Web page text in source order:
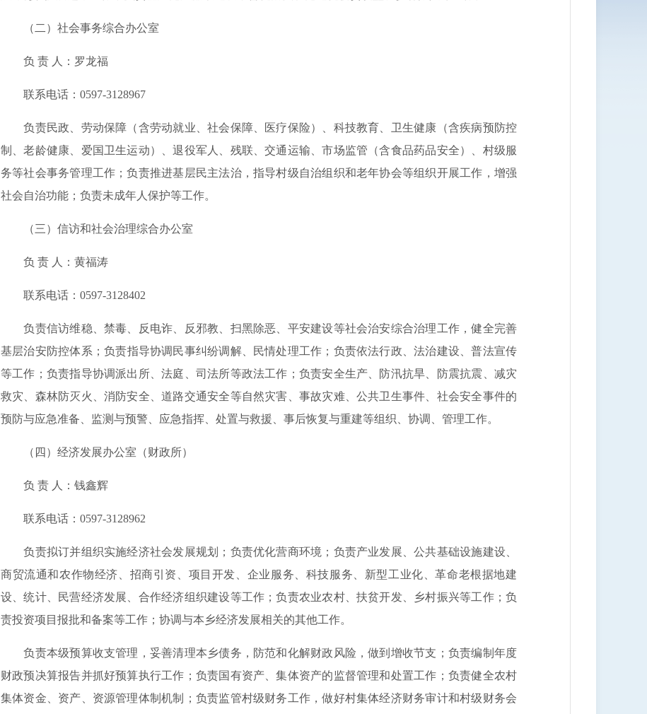
（二）社会事务综合办公室
负 责 人：罗龙福
联系电话：0597-3128967
负责民政、劳动保障（含劳动就业、社会保障、医疗保险）、科技教育、卫生健康（含疾病预防控
制、老龄健康、爱国卫生运动）、退役军人、残联、交通运输、市场监管（含食品药品安全）、村级服
务等社会事务管理工作；负责推进基层民主法治，指导村级自治组织和老年协会等组织开展工作，增强
社会自治功能；负责未成年人保护等工作。
（三）信访和社会治理综合办公室
负 责 人：黄福涛
联系电话：0597-3128402
负责信访维稳、禁毒、反电诈、反邪教、扫黑除恶、平安建设等社会治安综合治理工作，健全完善
基层治安防控体系；负责指导协调民事纠纷调解、民情处理工作；负责依法行政、法治建设、普法宣传
等工作；负责指导协调派出所、法庭、司法所等政法工作；负责安全生产、防汛抗旱、防震抗震、减灾
救灾、森林防灭火、消防安全、道路交通安全等自然灾害、事故灾难、公共卫生事件、社会安全事件的
预防与应急准备、监测与预警、应急指挥、处置与救援、事后恢复与重建等组织、协调、管理工作。
（四）经济发展办公室（财政所）
负 责 人：钱鑫辉
联系电话：0597-3128962
负责拟订并组织实施经济社会发展规划；负责优化营商环境；负责产业发展、公共基础设施建设、
商贸流通和农作物经济、招商引资、项目开发、企业服务、科技服务、新型工业化、革命老根据地建
设、统计、民营经济发展、合作经济组织建设等工作；负责农业农村、扶贫开发、乡村振兴等工作；负
责投资项目报批和备案等工作；协调与本乡经济发展相关的其他工作。
负责本级预算收支管理，妥善清理本乡债务，防范和化解财政风险，做到增收节支；负责编制年度
财政预决算报告并抓好预算执行工作；负责国有资产、集体资产的监督管理和处置工作；负责健全农村
集体资金、资产、资源管理体制机制；负责监管村级财务工作，做好村集体经济财务审计和村级财务会